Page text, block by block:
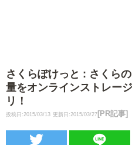
さくらぽけっと : さくら
量をオンラインストレー
リ！
投稿日:2015/03/13 更新日:2015/03/27 [PR記事]